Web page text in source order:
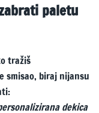
paletu
tražiš
smisao, biraj nijansu
dekica